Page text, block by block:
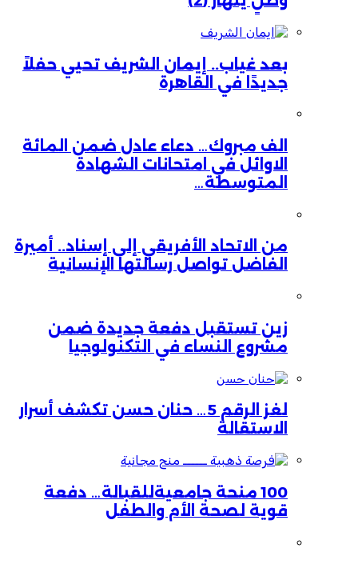
بعد غياب.. إيمان الشريف تحيي حفلاً
جديدًا في القاهرة
الف مبروك… دعاء عادل ضمن المائة
الاوائل في امتحانات الشهادة
المتوسطة…
من الاتحاد الأفريقي إلى إسناد.. أميرة
الفاضل تواصل رسالتها الإنسانية
زين تستقبل دفعة جديدة ضمن
مشروع النساء في التكنولوجيا
لغز الرقم 5… حنان حسن تكشف أسرار
الاستقالة
100 منحة جامعيةللقبالة… دفعة
قوية لصحة الأم والطفل